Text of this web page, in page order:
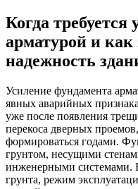
Когда
арматурой и как
надежность
Усиление фундамента
явных аварийных
уже после появления
перекоса дверных
формироваться годами.
грунтом, несущими
инженерными системами.
грунта, режим